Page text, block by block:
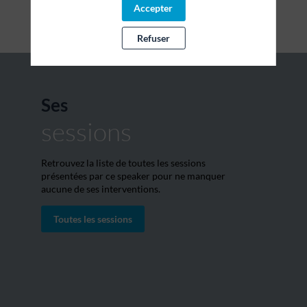
Ses
sessions
Retrouvez la liste de toutes les sessions
présentées par ce speaker pour ne manquer
aucune de ses interventions.
Toutes les sessions
Accepter
Refuser